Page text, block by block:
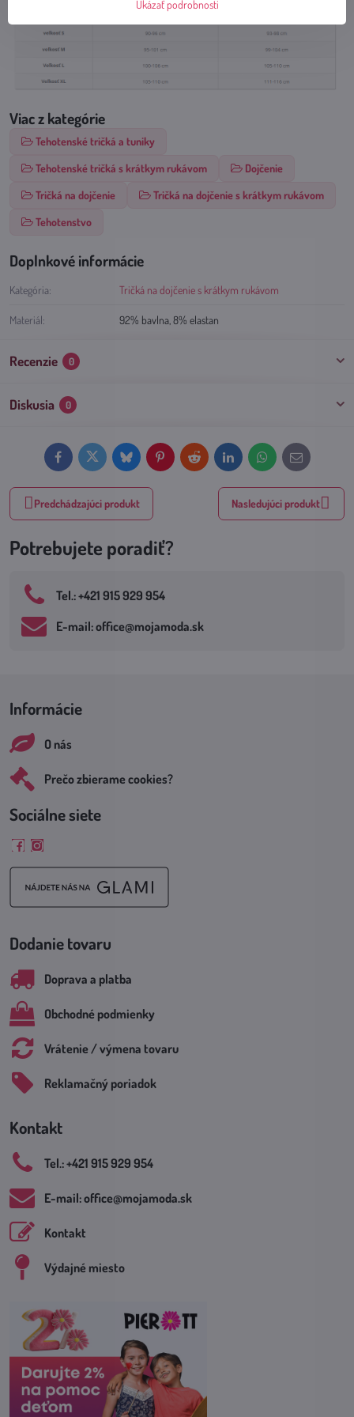
Viac z kategórie
Tehotenské tričká a tuniky
Tehotenské tričká s krátkym rukávom
Dojčenie
Tričká na dojčenie
Tričká na dojčenie s krátkym rukávom
Tehotenstvo
Doplnkové informácie
Kategória: Tričká na dojčenie s krátkym rukávom
Materiál: 92% bavlna, 8% elastan
Recenzie 0
Diskusia 0
FacebookTwitter BlueskyPinterestReddit LinkedInWhatsApp
E-
mail
Predchádzajúci produkt Nasledujúci produkt
Potrebujete poradiť?
Tel​.: +421 915 929 954
E-mail: office​@mojamoda​.sk
Informácie
O nás
Prečo zbierame cookies?
Sociálne siete
FacebookInstagram
Dodanie tovaru
Doprava a platba
Obchodné podmienky
Vrátenie / výmena tovaru
Reklamačný poriadok
Kontakt
Tel​.: +421 915 929 954
E-mail: office​@mojamoda​.sk
Kontakt
Výdajné miesto
Ukázať podrobnosti